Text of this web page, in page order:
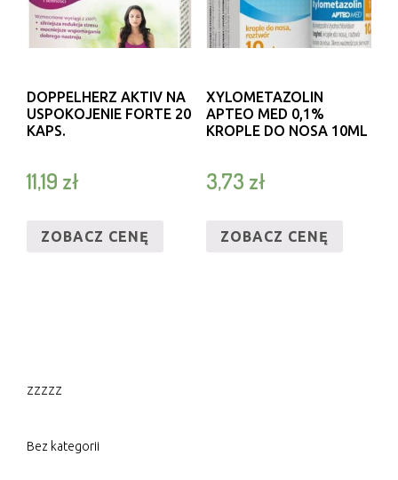
DOPPELHERZ AKTIV NA
USPOKOJENIE FORTE 20
KAPS.
11,19 zł
ZOBACZ CENĘ
XYLOMETAZOLIN
APTEO MED 0,1%
KROPLE DO NOSA 10ML
3,73 zł
ZOBACZ CENĘ
zzzzz
Bez kategorii